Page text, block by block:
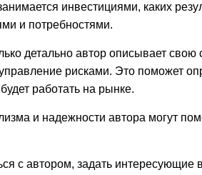
инвестициями, каких
и потребностями.
детально автор описывает свою
рисками. Это поможет
работать на рынке.
и надежности автора могут
с автором, задать интересующие